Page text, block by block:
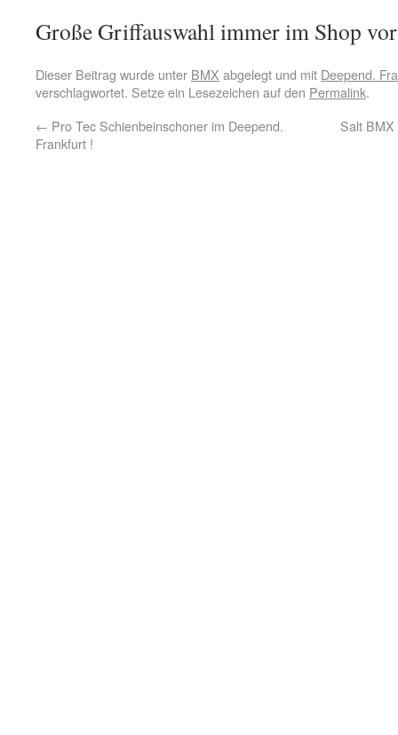
Große Griffauswahl immer im Shop
Dieser Beitrag wurde unter BMX abgelegt und mit Deepend.
verschlagwortet. Setze ein Lesezeichen auf den Permalink.
← Pro Tec Schienbeinschoner im Deepend.
Frankfurt !
Salt